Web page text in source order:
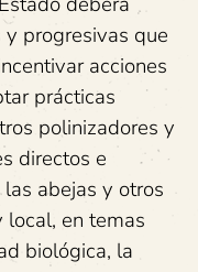
progresivas que
acciones
prácticas
polinizadores y
directos e
abejas y otros
local, en temas
biológica, la